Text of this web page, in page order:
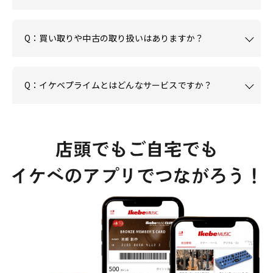
Q：買い取りや中古の取り扱いはありますか？
Q：イケベプライムとはどんなサービスですか？